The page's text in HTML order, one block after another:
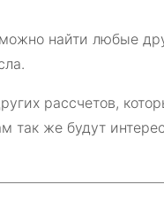
найти любые
рассчетов,
так же будут